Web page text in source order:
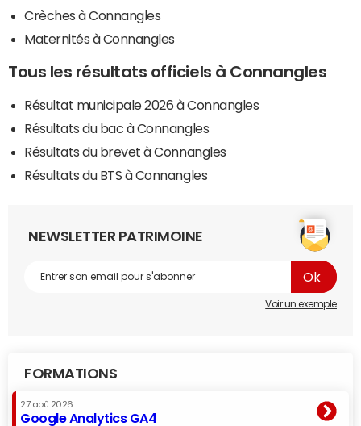
Crèches à Connangles
Maternités à Connangles
Tous les résultats officiels à Connangles
Résultat municipale 2026 à Connangles
Résultats du bac à Connangles
Résultats du brevet à Connangles
Résultats du BTS à Connangles
NEWSLETTER PATRIMOINE
Voir un exemple
FORMATIONS
27 aoû 2026
Google Analytics GA4